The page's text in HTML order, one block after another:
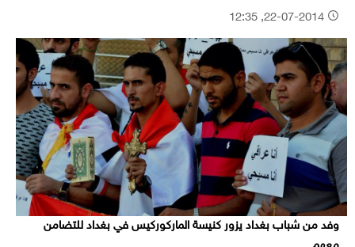
وفد من شباب بغداد يزور كنيسة الماركوركيس في بغداد للتضامن